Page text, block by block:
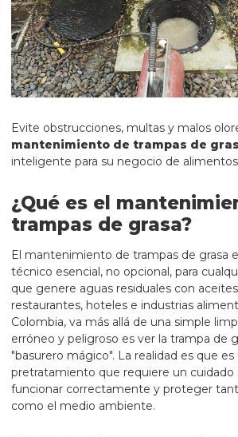
Evite obstrucciones, multas y malos
mantenimiento de trampas de
inteligente para su negocio de
¿Qué es el
trampas de grasa?
El mantenimiento de trampas de grasa
técnico esencial, no opcional, para
que genere aguas residuales con aceites
restaurantes, hoteles e industrias
Colombia, va más allá de una simple
erróneo y peligroso es ver la trampa de
"basurero mágico". La realidad es que
pretratamiento que requiere un cuidado
funcionar correctamente y proteger
como el medio ambiente.